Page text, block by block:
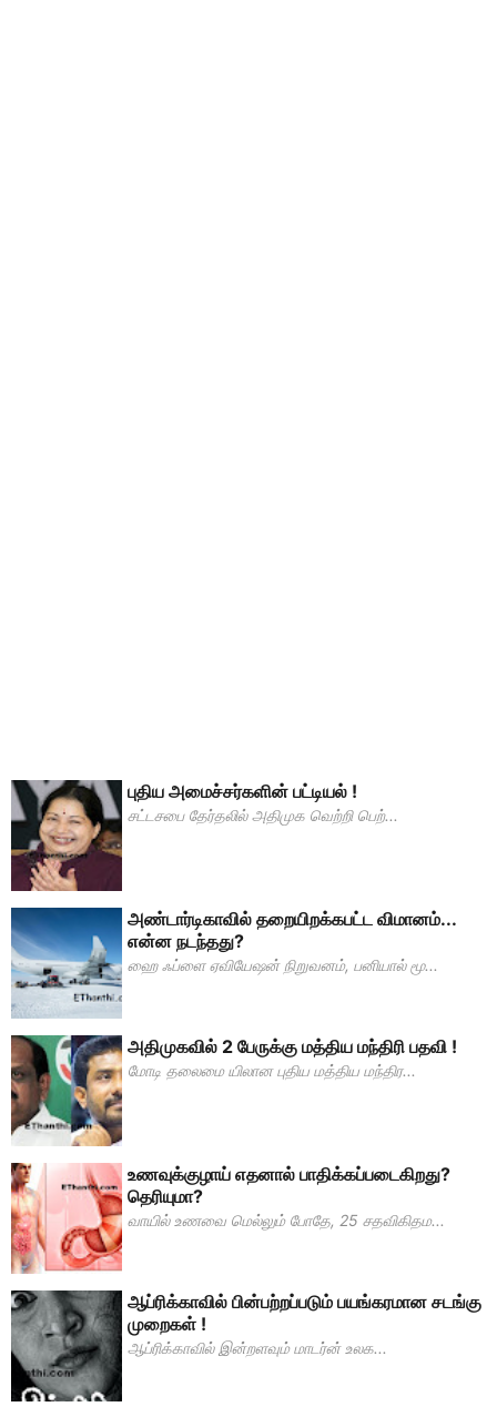
புதிய அமைச்சர்களின் பட்டியல் !
சட்டசபை தேர்தலில் அதிமுக வெற்றி பெற்...
அண்டார்டிகாவில் தறையிறக்கபட்ட விமானம்...
என்ன நடந்தது?
ஹை ஃப்ளை ஏவியேஷன் நிறுவனம், பனியால் மூ...
அதிமுகவில் 2 பேருக்கு மத்திய மந்திரி பதவி !
மோடி தலைமை யிலான புதிய மத்திய மந்திர...
உணவுக்குழாய் எதனால் பாதிக்கப்படைகிறது?
தெரியுமா?
வாயில் உணவை மெல்லும் போதே, 25 சதவிகிதம...
ஆப்ரிக்காவில் பின்பற்றப்படும் பயங்கரமான சடங்கு
முறைகள் !
ஆப்ரிக்காவில் இன்றளவும் மாடர்ன் உலக...